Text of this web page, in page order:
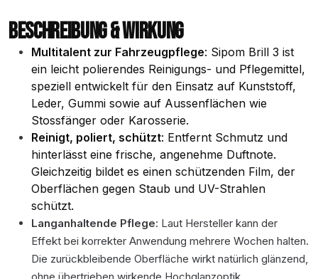
BESCHREIBUNG & WIRKUNG
Multitalent zur Fahrzeugpflege: Sipom Brill 3 ist
ein leicht polierendes Reinigungs- und Pflegemittel,
speziell entwickelt für den Einsatz auf Kunststoff,
Leder, Gummi sowie auf Aussenflächen wie
Stossfänger oder Karosserie.
Reinigt, poliert, schützt: Entfernt Schmutz und
hinterlässt eine frische, angenehme Duftnote.
Gleichzeitig bildet es einen schützenden Film, der
Oberflächen gegen Staub und UV-Strahlen
schützt.
Langanhaltende Pflege: Laut Hersteller kann der
Effekt bei korrekter Anwendung mehrere Wochen halten.
Die zurückbleibende Oberfläche wirkt natürlich glänzend,